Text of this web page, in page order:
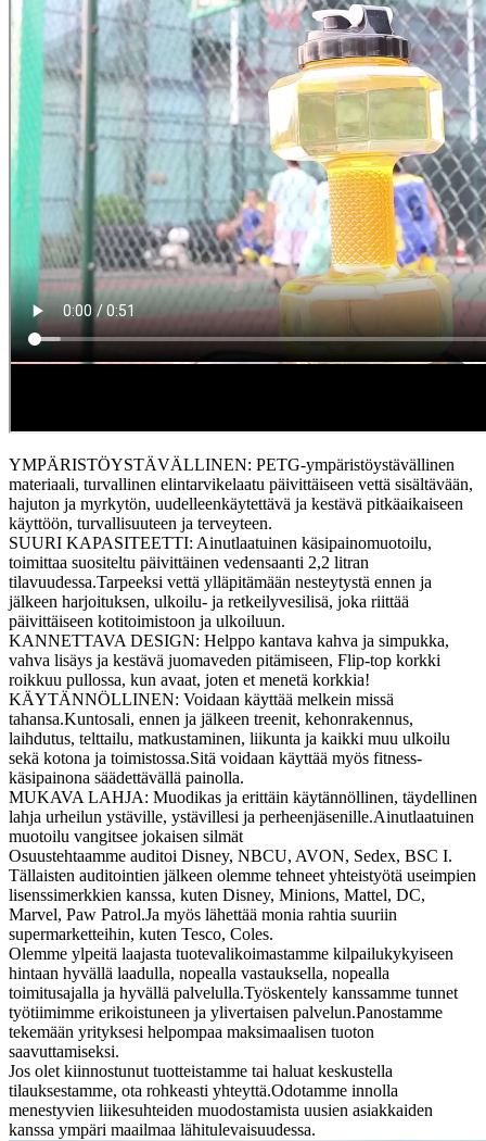
YMPÄRISTÖYSTÄVÄLLINEN: PETG-ympäristöystävällinen
materiaali, turvallinen elintarvikelaatu päivittäiseen vettä sisältävään,
hajuton ja myrkytön, uudelleenkäytettävä ja kestävä pitkäaikaiseen
käyttöön, turvallisuuteen ja terveyteen.
SUURI KAPASITEETTI: Ainutlaatuinen käsipainomuotoilu,
toimittaa suositeltu päivittäinen vedensaanti 2,2 litran
tilavuudessa.Tarpeeksi vettä ylläpitämään nesteytystä ennen ja
jälkeen harjoituksen, ulkoilu- ja retkeilyvesilisä, joka riittää
päivittäiseen kotitoimistoon ja ulkoiluun.
KANNETTAVA DESIGN: Helppo kantava kahva ja simpukka,
vahva lisäys ja kestävä juomaveden pitämiseen, Flip-top korkki
roikkuu pullossa, kun avaat, joten et menetä korkkia!
KÄYTÄNNÖLLINEN: Voidaan käyttää melkein missä
tahansa.Kuntosali, ennen ja jälkeen treenit, kehonrakennus,
laihdutus, telttailu, matkustaminen, liikunta ja kaikki muu ulkoilu
sekä kotona ja toimistossa.Sitä voidaan käyttää myös fitness-
käsipainona säädettävällä painolla.
MUKAVA LAHJA: Muodikas ja erittäin käytännöllinen, täydellinen
lahja urheilun ystäville, ystävillesi ja perheenjäsenille.Ainutlaatuinen
muotoilu vangitsee jokaisen silmät
Osuustehtaamme auditoi Disney, NBCU, AVON, Sedex, BSC I.
Tällaisten auditointien jälkeen olemme tehneet yhteistyötä useimpien
lisenssimerkkien kanssa, kuten Disney, Minions, Mattel, DC,
Marvel, Paw Patrol.Ja myös lähettää monia rahtia suuriin
supermarketteihin, kuten Tesco, Coles.
Olemme ylpeitä laajasta tuotevalikoimastamme kilpailukykyiseen
hintaan hyvällä laadulla, nopealla vastauksella, nopealla
toimitusajalla ja hyvällä palvelulla.Työskentely kanssamme tunnet
työtiimimme erikoistuneen ja ylivertaisen palvelun.Panostamme
tekemään yrityksesi helpompaa maksimaalisen tuoton
saavuttamiseksi.
Jos olet kiinnostunut tuotteistamme tai haluat keskustella
tilauksestamme, ota rohkeasti yhteyttä.Odotamme innolla
menestyvien liikesuhteiden muodostamista uusien asiakkaiden
kanssa ympäri maailmaa lähitulevaisuudessa.